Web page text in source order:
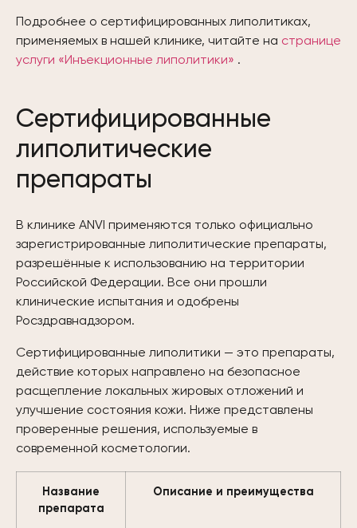
Подробнее о сертифицированных липолитиках,
применяемых в нашей клинике, читайте на странице
услуги «Инъекционные липолитики» .
Сертифицированные
липолитические
препараты
В клинике ANVI применяются только официально
зарегистрированные липолитические препараты,
разрешённые к использованию на территории
Российской Федерации. Все они прошли
клинические испытания и одобрены
Росздравнадзором.
Сертифицированные липолитики — это препараты,
действие которых направлено на безопасное
расщепление локальных жировых отложений и
улучшение состояния кожи. Ниже представлены
проверенные решения, используемые в
современной косметологии.
Название
препарата
Описание и преимущества